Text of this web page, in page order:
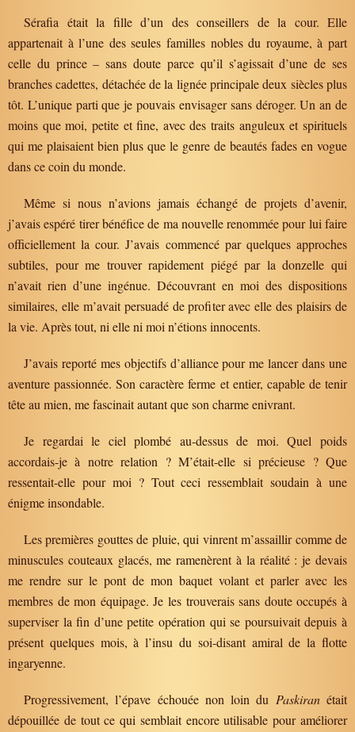
Sérafia était la fille d’un des conseillers de la cour. Elle
appartenait à l’une des seules familles nobles du royaume, à part
celle du prince – sans doute parce qu’il s’agissait d’une de ses
branches cadettes, détachée de la lignée principale deux siècles plus
tôt. L’unique parti que je pouvais envisager sans déroger. Un an de
moins que moi, petite et fine, avec des traits anguleux et spirituels
qui me plaisaient bien plus que le genre de beautés fades en vogue
dans ce coin du monde.
Même si nous n’avions jamais échangé de projets d’avenir,
j’avais espéré tirer bénéfice de ma nouvelle renommée pour lui faire
officiellement la cour. J’avais commencé par quelques approches
subtiles, pour me trouver rapidement piégé par la donzelle qui
n’avait rien d’une ingénue. Découvrant en moi des dispositions
similaires, elle m’avait persuadé de profiter avec elle des plaisirs de
la vie. Après tout, ni elle ni moi n’étions innocents.
J’avais reporté mes objectifs d’alliance pour me lancer dans une
aventure passionnée. Son caractère ferme et entier, capable de tenir
tête au mien, me fascinait autant que son charme enivrant.
Je regardai le ciel plombé au-dessus de moi. Quel poids
accordais-je à notre relation ? M’était-elle si précieuse ? Que
ressentait-elle pour moi ? Tout ceci ressemblait soudain à une
énigme insondable.
Les premières gouttes de pluie, qui vinrent m’assaillir comme de
minuscules couteaux glacés, me ramenèrent à la réalité : je devais
me rendre sur le pont de mon baquet volant et parler avec les
membres de mon équipage. Je les trouverais sans doute occupés à
superviser la fin d’une petite opération qui se poursuivait depuis à
présent quelques mois, à l’insu du soi-disant amiral de la flotte
ingaryenne.
Progressivement, l’épave échouée non loin du Paskiranétait
dépouillée de tout ce qui semblait encore utilisable pour améliorer